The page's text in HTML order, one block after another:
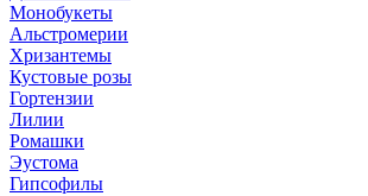
Монобукеты
Альстромерии
Хризантемы
Кустовые розы
Гортензии
Лилии
Ромашки
Эустома
Гипсофилы